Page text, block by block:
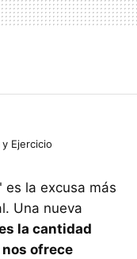
Ejercicio
la excusa más
Una nueva
la cantidad
ofrece